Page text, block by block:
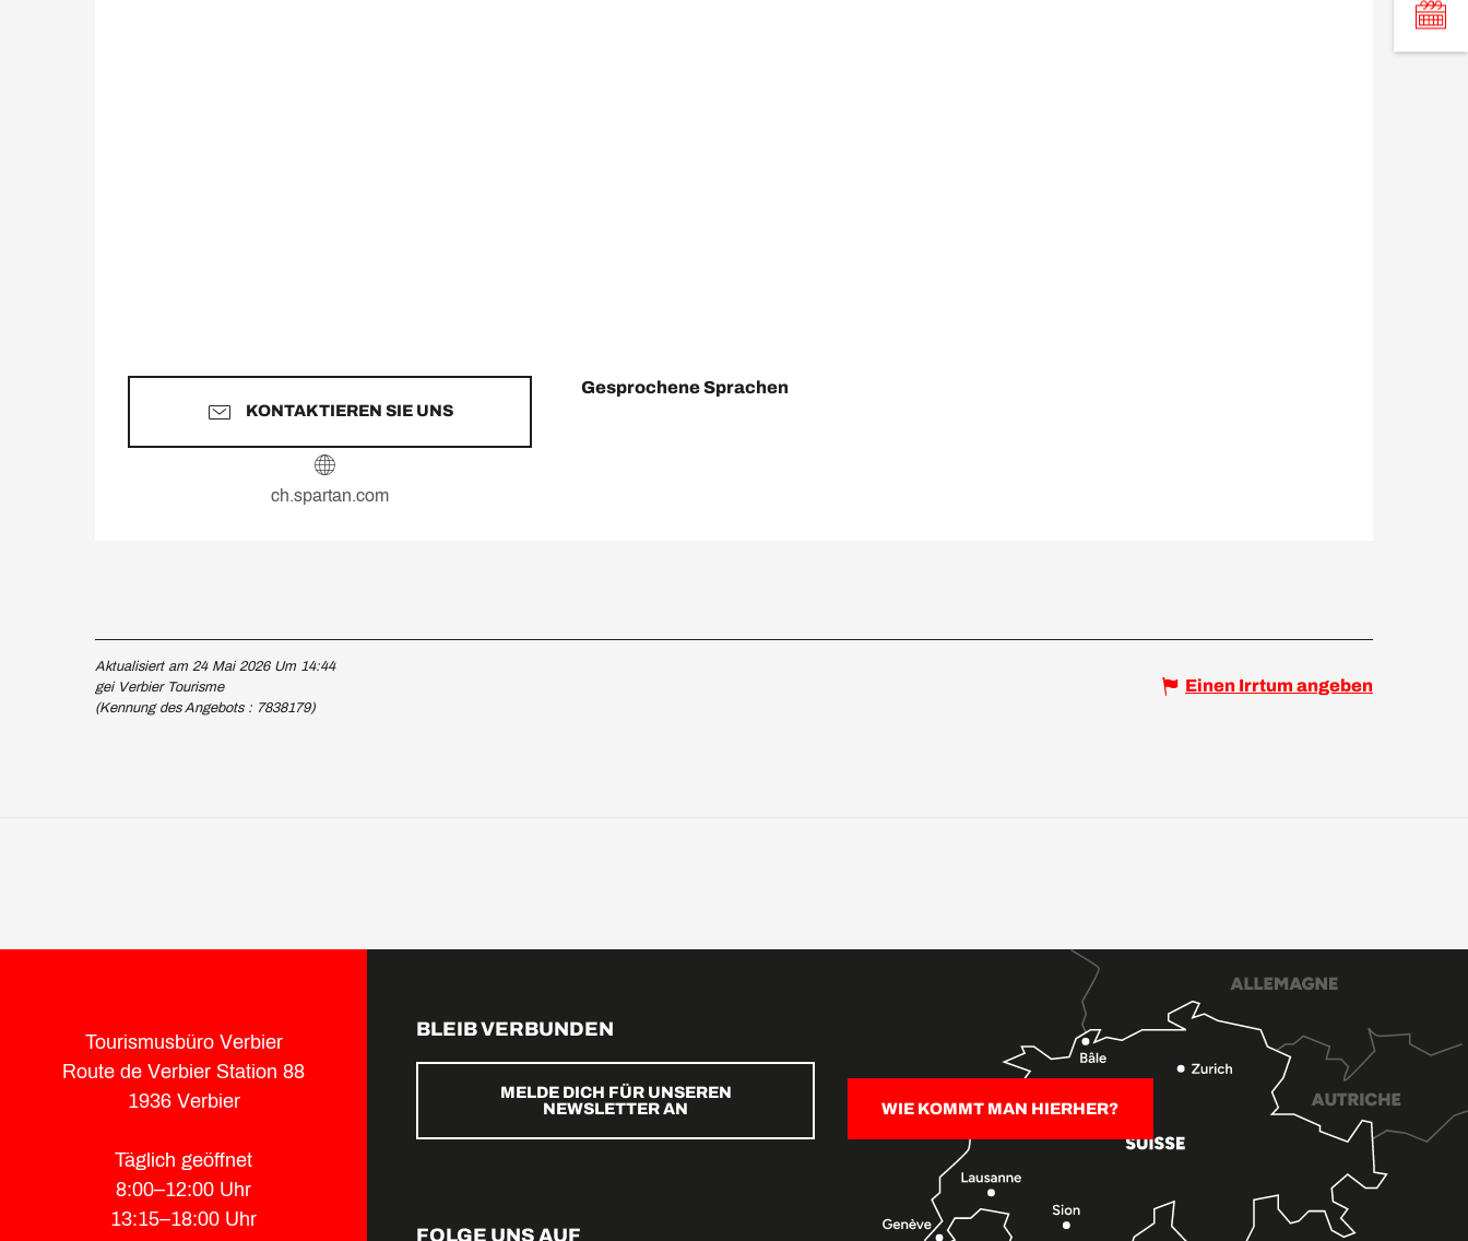
KONTAKTIEREN SIE UNS
ch.spartan.com
Gesprochene Sprachen
Gesprochene Sprachen
Aktualisiert am 24 Mai 2026 Um 14:44
gei Verbier Tourisme
(Kennung des Angebots : 7838179)
Einen Irrtum angeben
Tourismusbüro Verbier
Route de Verbier Station 88
1936 Verbier
Täglich geöffnet
8:00–12:00 Uhr
13:15–18:00 Uhr
BLEIB VERBUNDEN
MELDE DICH FÜR UNSEREN
NEWSLETTER AN
WIE KOMMT MAN HIERHER?
FOLGE UNS AUF